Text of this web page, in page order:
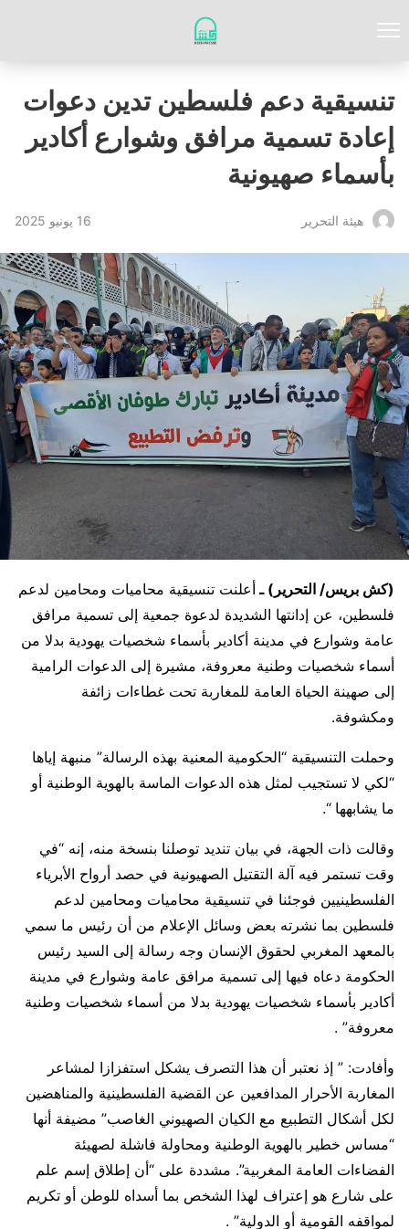
تنسيقية دعم فلسطين تدين دعوات
إعادة تسمية مرافق وشوارع أكادير
بأسماء صهيونية
‏هيئة ‏التحرير 16 يونيو 2025
(كش بريس/ التحرير) ـ أعلنت تنسيقية محاميات ومحامين لدعم
فلسطين، عن إدانتها الشديدة لدعوة جمعية إلى تسمية مرافق
عامة وشوارع في مدينة أكادير بأسماء شخصيات يهودية بدلا من
أسماء شخصيات وطنية معروفة، مشيرة إلى الدعوات الرامية
إلى صهينة الحياة العامة للمغاربة تحت غطاءات زائفة
ومكشوفة.
وحملت التنسيقية “الحكومية المعنية بهذه الرسالة” منبهة إياها
“لكي لا تستجيب لمثل هذه الدعوات الماسة بالهوية الوطنية أو
ما يشابهها “.
وقالت ذات الجهة، في بيان تنديد توصلنا بنسخة منه، إنه “في
وقت تستمر فيه آلة التقتيل الصهيونية في حصد أرواح الأبرياء
الفلسطينيين فوجئنا في تنسيقية محاميات ومحامين لدعم
فلسطين بما نشرته بعض وسائل الإعلام من أن رئيس ما سمي
بالمعهد المغربي لحقوق الإنسان وجه رسالة إلى السيد رئيس
الحكومة دعاه فيها إلى تسمية مرافق عامة وشوارع في مدينة
أكادير بأسماء شخصيات يهودية بدلا من أسماء شخصيات وطنية
معروفة” .
وأفادت: ” إذ نعتبر أن هذا التصرف يشكل استفزازا لمشاعر
المغاربة الأحرار المدافعين عن القضية الفلسطينية والمناهضين
لكل أشكال التطبيع مع الكيان الصهيوني الغاصب” مضيفة أنها
“مساس خطير بالهوية الوطنية ومحاولة فاشلة لصهيئة
الفضاءات العامة المغربية”. مشددة على “أن إطلاق إسم علم
على شارع هو إعتراف لهذا الشخص بما أسداه للوطن أو تكريم
لمواقفه القومية أو الدولية” .